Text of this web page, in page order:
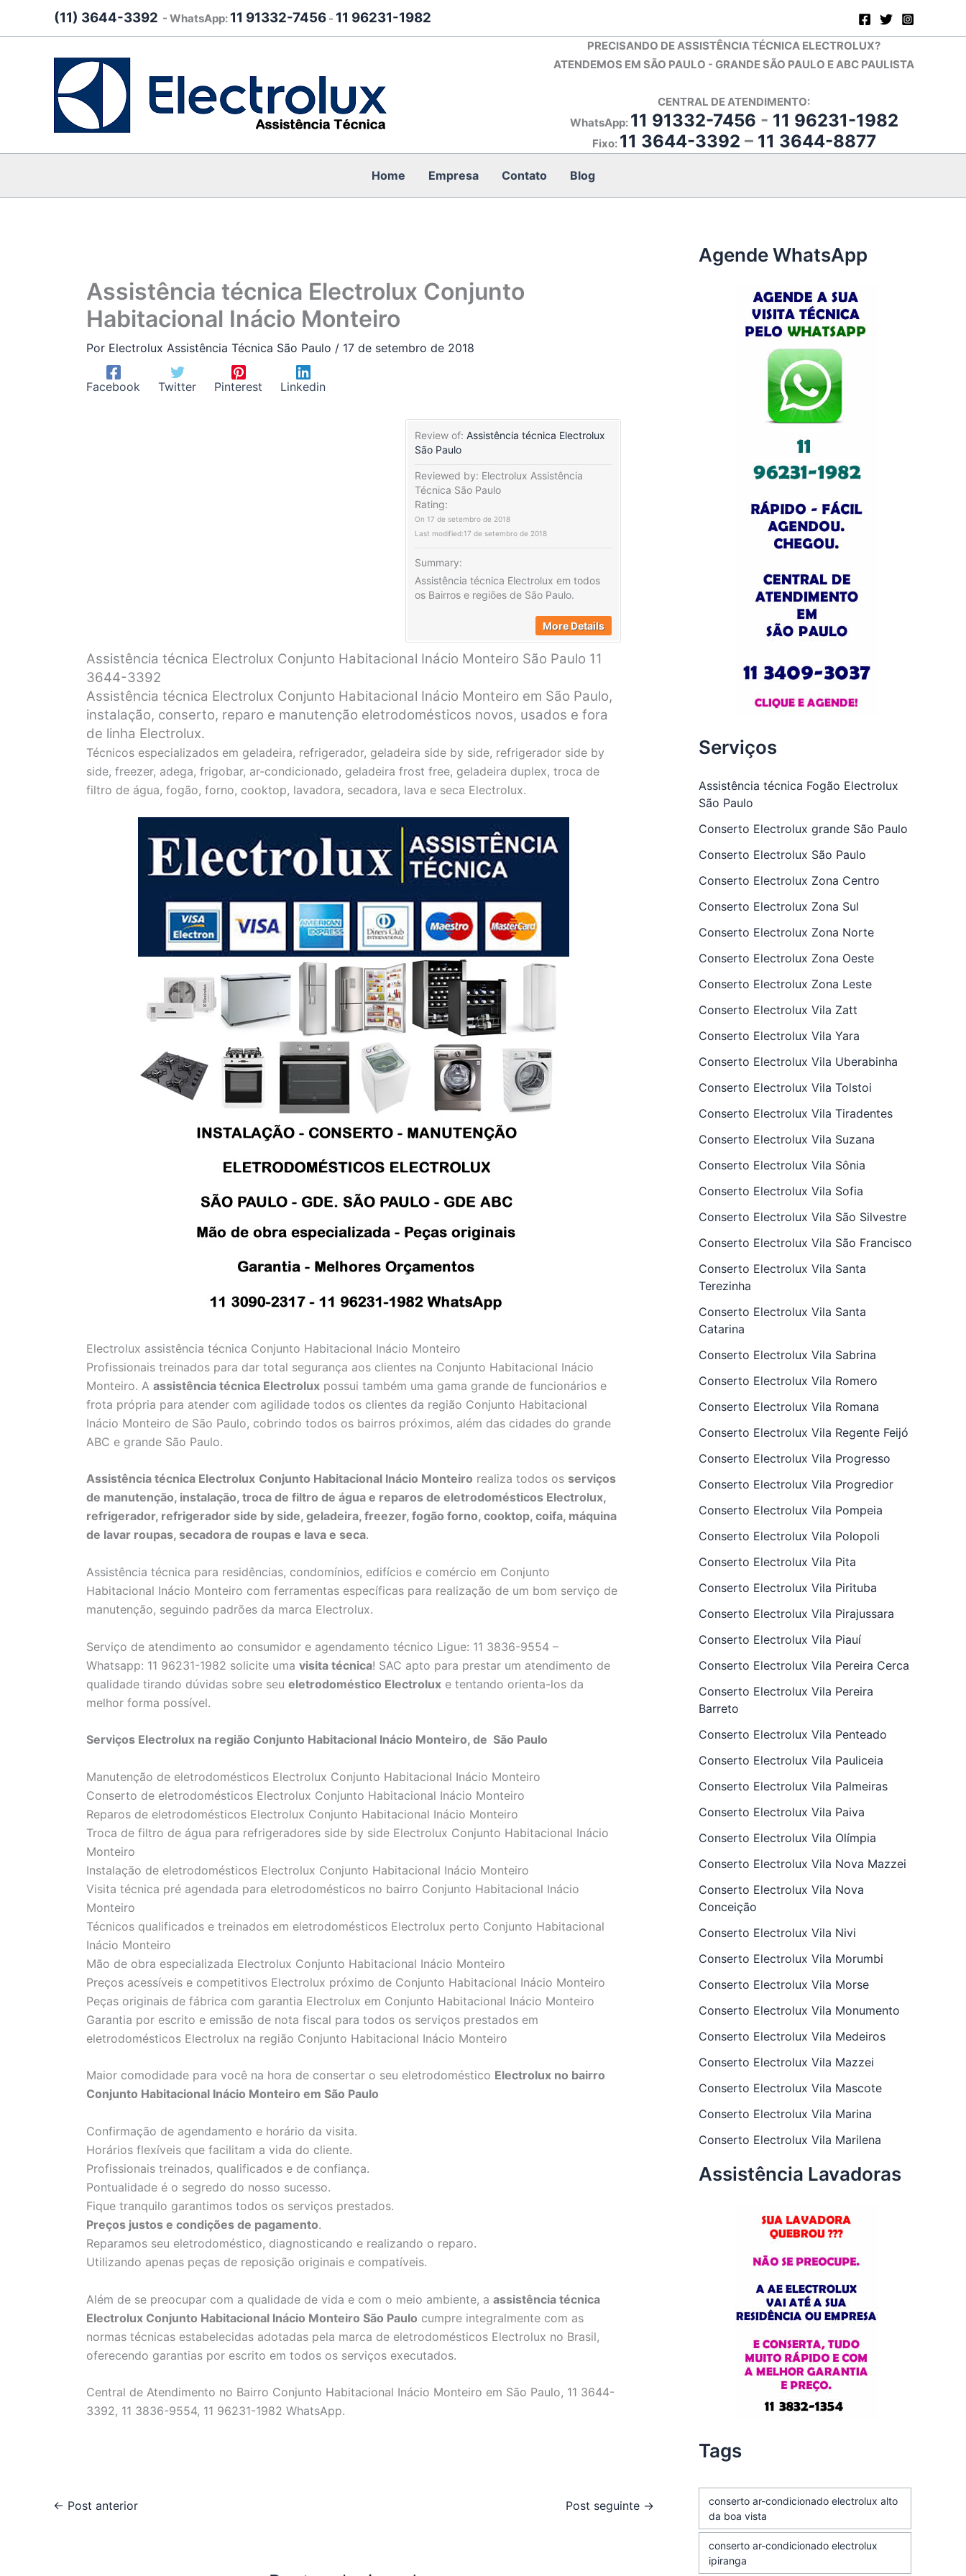
(11) 3644-3392 - WhatsApp: 11 91332-7456 - 11 96231-1982
PRECISANDO DE ASSISTÊNCIA TÉCNICA ELECTROLUX?
ATENDEMOS EM SÃO PAULO - GRANDE SÃO PAULO E ABC PAULISTA
CENTRAL DE ATENDIMENTO:
WhatsApp: 11 91332-7456 - 11 96231-1982
Fixo: 11 3644-3392 – 11 3644-8877
Home Empresa Contato Blog
Assistência técnica Electrolux Conjunto
Habitacional Inácio Monteiro
Por Electrolux Assistência Técnica São Paulo / 17 de setembro de 2018
Facebook Twitter Pinterest Linkedin
Review of: Assistência técnica Electrolux
São Paulo
Reviewed by: Electrolux Assistência
Técnica São Paulo
Rating:
On 17 de setembro de 2018
Last modified:17 de setembro de 2018
Summary:
Assistência técnica Electrolux em todos
os Bairros e regiões de São Paulo.
More Details
Assistência técnica Electrolux Conjunto Habitacional Inácio Monteiro São Paulo 11
3644-3392
Assistência técnica Electrolux Conjunto Habitacional Inácio Monteiro em São Paulo,
instalação, conserto, reparo e manutenção eletrodomésticos novos, usados e fora
de linha Electrolux.
Técnicos especializados em geladeira, refrigerador, geladeira side by side, refrigerador side by
side, freezer, adega, frigobar, ar-condicionado, geladeira frost free, geladeira duplex, troca de
filtro de água, fogão, forno, cooktop, lavadora, secadora, lava e seca Electrolux.
Electrolux assistência técnica Conjunto Habitacional Inácio Monteiro
Profissionais treinados para dar total segurança aos clientes na Conjunto Habitacional Inácio
Monteiro. A assistência técnica Electrolux possui também uma gama grande de funcionários e
frota própria para atender com agilidade todos os clientes da região Conjunto Habitacional
Inácio Monteiro de São Paulo, cobrindo todos os bairros próximos, além das cidades do grande
ABC e grande São Paulo.
Assistência técnica Electrolux Conjunto Habitacional Inácio Monteiro realiza todos os serviços
de manutenção, instalação, troca de filtro de água e reparos de eletrodomésticos Electrolux,
refrigerador, refrigerador side by side, geladeira, freezer, fogão forno, cooktop, coifa, máquina
de lavar roupas, secadora de roupas e lava e seca.
Assistência técnica para residências, condomínios, edifícios e comércio em Conjunto
Habitacional Inácio Monteiro com ferramentas específicas para realização de um bom serviço de
manutenção, seguindo padrões da marca Electrolux.
Serviço de atendimento ao consumidor e agendamento técnico Ligue: 11 3836-9554 –
Whatsapp: 11 96231-1982 solicite uma visita técnica! SAC apto para prestar um atendimento de
qualidade tirando dúvidas sobre seu eletrodoméstico Electrolux e tentando orienta-los da
melhor forma possível.
Serviços Electrolux na região Conjunto Habitacional Inácio Monteiro, de São Paulo
Manutenção de eletrodomésticos Electrolux Conjunto Habitacional Inácio Monteiro
Conserto de eletrodomésticos Electrolux Conjunto Habitacional Inácio Monteiro
Reparos de eletrodomésticos Electrolux Conjunto Habitacional Inácio Monteiro
Troca de filtro de água para refrigeradores side by side Electrolux Conjunto Habitacional Inácio
Monteiro
Instalação de eletrodomésticos Electrolux Conjunto Habitacional Inácio Monteiro
Visita técnica pré agendada para eletrodomésticos no bairro Conjunto Habitacional Inácio
Monteiro
Técnicos qualificados e treinados em eletrodomésticos Electrolux perto Conjunto Habitacional
Inácio Monteiro
Mão de obra especializada Electrolux Conjunto Habitacional Inácio Monteiro
Preços acessíveis e competitivos Electrolux próximo de Conjunto Habitacional Inácio Monteiro
Peças originais de fábrica com garantia Electrolux em Conjunto Habitacional Inácio Monteiro
Garantia por escrito e emissão de nota fiscal para todos os serviços prestados em
eletrodomésticos Electrolux na região Conjunto Habitacional Inácio Monteiro
Maior comodidade para você na hora de consertar o seu eletrodoméstico Electrolux no bairro
Conjunto Habitacional Inácio Monteiro em São Paulo
Confirmação de agendamento e horário da visita.
Horários flexíveis que facilitam a vida do cliente.
Profissionais treinados, qualificados e de confiança.
Pontualidade é o segredo do nosso sucesso.
Fique tranquilo garantimos todos os serviços prestados.
Preços justos e condições de pagamento.
Reparamos seu eletrodoméstico, diagnosticando e realizando o reparo.
Utilizando apenas peças de reposição originais e compatíveis.
Além de se preocupar com a qualidade de vida e com o meio ambiente, a assistência técnica
Electrolux Conjunto Habitacional Inácio Monteiro São Paulo cumpre integralmente com as
normas técnicas estabelecidas adotadas pela marca de eletrodomésticos Electrolux no Brasil,
oferecendo garantias por escrito em todos os serviços executados.
Central de Atendimento no Bairro Conjunto Habitacional Inácio Monteiro em São Paulo, 11 3644-
3392, 11 3836-9554, 11 96231-1982 WhatsApp.
← Post anterior Post seguinte →
Agende WhatsApp
Serviços
Assistência técnica Fogão Electrolux
São Paulo
Conserto Electrolux grande São Paulo
Conserto Electrolux São Paulo
Conserto Electrolux Zona Centro
Conserto Electrolux Zona Sul
Conserto Electrolux Zona Norte
Conserto Electrolux Zona Oeste
Conserto Electrolux Zona Leste
Conserto Electrolux Vila Zatt
Conserto Electrolux Vila Yara
Conserto Electrolux Vila Uberabinha
Conserto Electrolux Vila Tolstoi
Conserto Electrolux Vila Tiradentes
Conserto Electrolux Vila Suzana
Conserto Electrolux Vila Sônia
Conserto Electrolux Vila Sofia
Conserto Electrolux Vila São Silvestre
Conserto Electrolux Vila São Francisco
Conserto Electrolux Vila Santa
Terezinha
Conserto Electrolux Vila Santa
Catarina
Conserto Electrolux Vila Sabrina
Conserto Electrolux Vila Romero
Conserto Electrolux Vila Romana
Conserto Electrolux Vila Regente Feijó
Conserto Electrolux Vila Progresso
Conserto Electrolux Vila Progredior
Conserto Electrolux Vila Pompeia
Conserto Electrolux Vila Polopoli
Conserto Electrolux Vila Pita
Conserto Electrolux Vila Pirituba
Conserto Electrolux Vila Pirajussara
Conserto Electrolux Vila Piauí
Conserto Electrolux Vila Pereira Cerca
Conserto Electrolux Vila Pereira
Barreto
Conserto Electrolux Vila Penteado
Conserto Electrolux Vila Pauliceia
Conserto Electrolux Vila Palmeiras
Conserto Electrolux Vila Paiva
Conserto Electrolux Vila Olímpia
Conserto Electrolux Vila Nova Mazzei
Conserto Electrolux Vila Nova
Conceição
Conserto Electrolux Vila Nivi
Conserto Electrolux Vila Morumbi
Conserto Electrolux Vila Morse
Conserto Electrolux Vila Monumento
Conserto Electrolux Vila Medeiros
Conserto Electrolux Vila Mazzei
Conserto Electrolux Vila Mascote
Conserto Electrolux Vila Marina
Conserto Electrolux Vila Marilena
Assistência Lavadoras
Tags
conserto ar-condicionado electrolux alto
da boa vista
conserto ar-condicionado electrolux
ipiranga